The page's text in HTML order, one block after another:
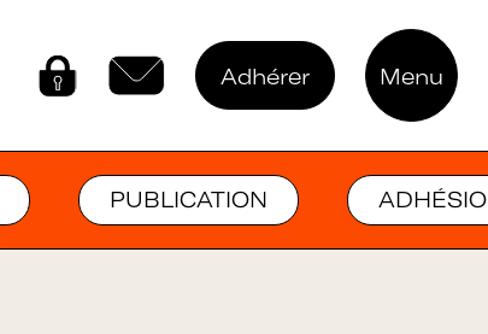
Connectez-vous
Contactez-nous
Adhérer Menu
PUBLICATION